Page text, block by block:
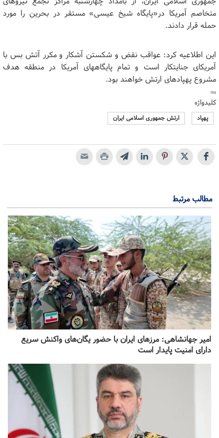
متخاصم آمریکا در«پایگاه شیخ عیسی» مستقر در بحرین را مورد
حمله قرار دادند.
این اطلاعیه کرد: عواقب نقض و شکستن آشکار و مکرر آتش بس با
آمریکای جنایتکار است و تمام پایگاه‍های آمریکا در منطقه هدف
مشروع پهپادهای ارتش خواهند بود.
ms
کلیدواژه
پهپاد ارتش جمهوری اسلامی ایران
مطالب مرتبط
امیر جهانشاهی: مرزهای ایران با حضور یگان‌های واکنش سریع
دارای امنیت پایدار است